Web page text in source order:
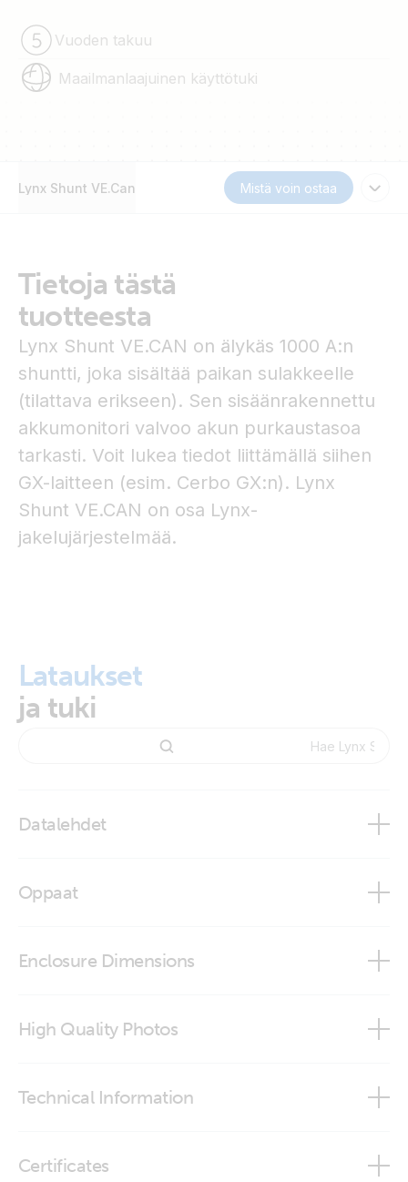
Vuoden takuu
Maailmanlaajuinen käyttötuki
Lynx Shunt VE.Can Mistä voin ostaa
Tietoja tästä
tuotteesta
Lynx Shunt VE.CAN on älykäs 1000 A:n
shuntti, joka sisältää paikan sulakkeelle
(tilattava erikseen). Sen sisäänrakennettu
akkumonitori valvoo akun purkaustasoa
tarkasti. Voit lukea tiedot liittämällä siihen
GX-laitteen (esim. Cerbo GX:n). Lynx
Shunt VE.CAN on osa Lynx-
jakelujärjestelmää.
Lataukset
ja tuki
Datalehdet
Oppaat
Enclosure Dimensions
High Quality Photos
Lynx Shunt (top)
Technical Information
Certificates